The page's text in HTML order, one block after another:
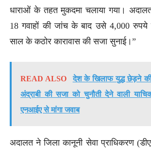
धाराओं के तहत मुकदमा चलाया गया।
18 गवाहों की जांच के बाद उसे 4,000 रुपये
साल के कठोर कारावास की सजा सुनाई।”
READ ALSO
देश के खिलाफ युद्ध छेड़ने
अंद्राबी की सजा को चुनौती देने वाली
एनआईए से मांगा जवाब
अदालत ने जिला कानूनी सेवा प्राधिकरण